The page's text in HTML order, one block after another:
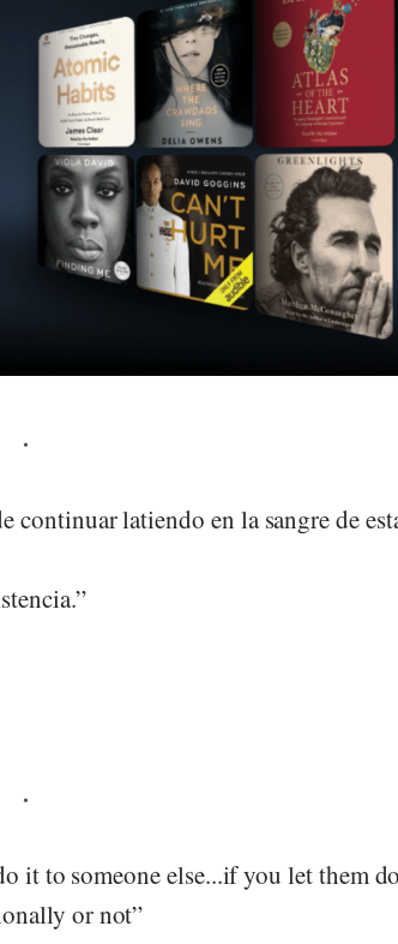
continuar latiendo en la sangre de
it to someone else...if you let them
or not”